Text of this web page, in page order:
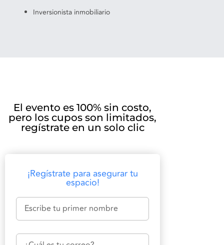
Inversionista inmobiliario
El evento es 100% sin costo,
pero los cupos son limitados,
regístrate en un solo clic
¡Regístrate para asegurar tu
espacio!